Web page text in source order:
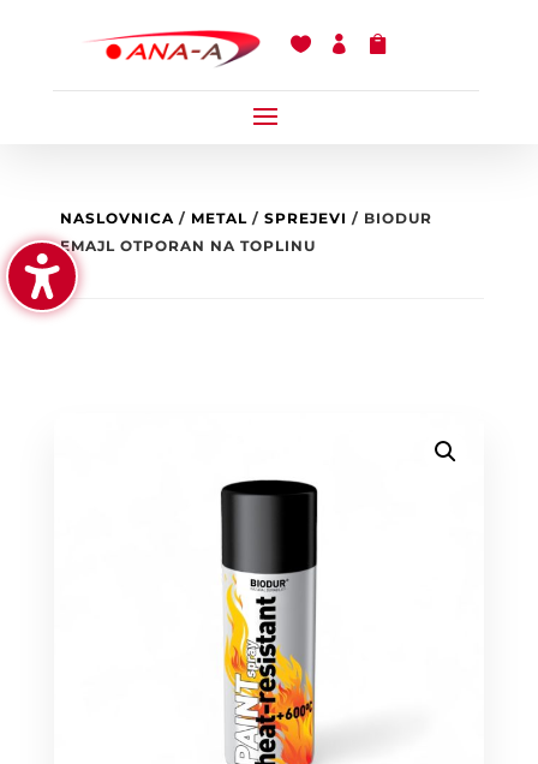
  
NASLOVNICA/ METAL/ SPREJEVI / BIODUR
EMAJL OTPORAN NA TOPLINU